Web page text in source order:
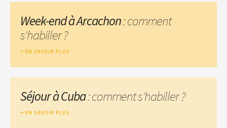
Week-end à Arcachon: comment
s'habiller ?
EN SAVOIR PLUS
Séjour à Cuba: comment s'habiller ?
EN SAVOIR PLUS